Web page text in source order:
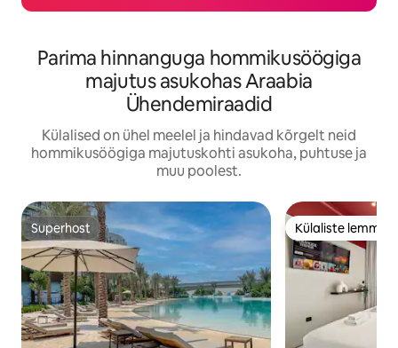
Parima hinnanguga hommikusöögiga
majutus asukohas Araabia
Ühendemiraadid
Külalised on ühel meelel ja hindavad kõrgelt neid
hommikusöögiga majutuskohti asukoha, puhtuse ja
muu poolest.
Superhost
Superhost Külaliste lemmik
Külaliste lemmik